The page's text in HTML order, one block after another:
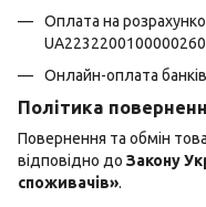
Оплата на
Онлайн-оплата
Політика
Повернення та обмін
відповідно до Закону
споживачів».